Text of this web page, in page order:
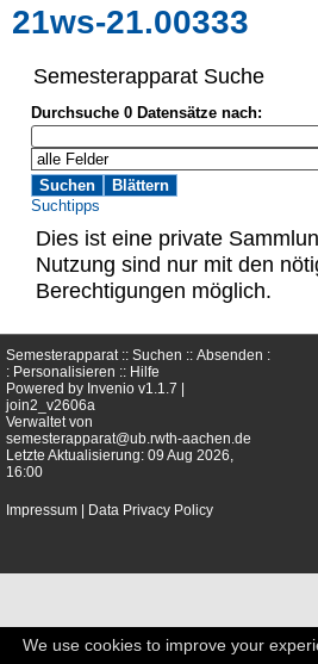
21ws-21.00333
Semesterapparat Suche
Durchsuche 0 Datensätze nach:
Suchtipps
Dies ist eine private
Nutzung sind nur mit den
Berechtigungen möglich.
Semesterapparat :: Suchen :: Absenden :
: Personalisieren :: Hilfe
Powered by Invenio v1.1.7 |
join2_v2606a
Verwaltet von
semesterapparat@ub.rwth-aachen.de
Letzte Aktualisierung: 09 Aug 2026,
16:00
Impressum Data Privacy Policy
We use cookies to improve your